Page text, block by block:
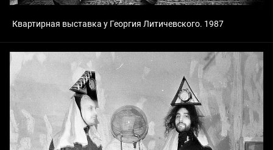
Квартирная выставка у Георгия Литичевского. 1987